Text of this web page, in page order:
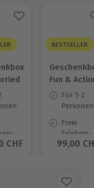
Preis
CHF
BESTSELLER
Fun &
Für 1-2
Personen
Freie
Erlebnis-
Auswahl
99,00